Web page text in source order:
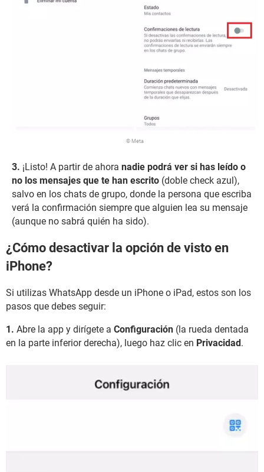
© Meta
¡Listo! A partir de ahora nadie podrá ver si has leído o
no los mensajes que te han escrito (doble check azul),
salvo en los chats de grupo, donde la persona que escriba
verá la confirmación siempre que alguien lea su mensaje
(aunque no sabrá quién ha sido).
¿Cómo desactivar la opción de visto en
iPhone?
Si utilizas WhatsApp desde un iPhone o iPad, estos son los
pasos que debes seguir:
1. Abre la app y dirígete a Configuración (la rueda dentada
en la parte inferior derecha), luego haz clic en Privacidad.